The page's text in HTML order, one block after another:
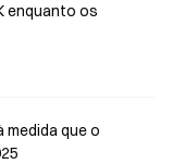
medida que o